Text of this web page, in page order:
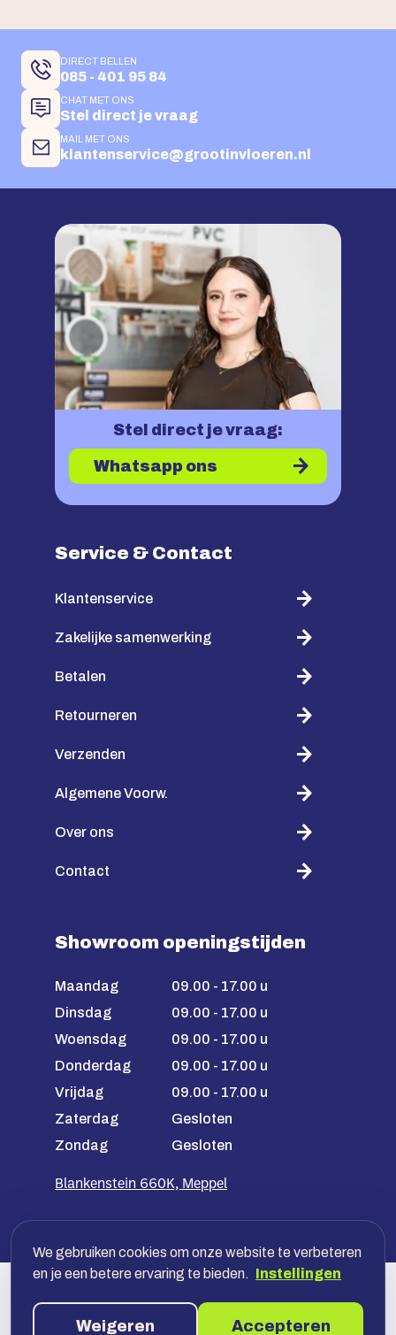
DIRECT BELLEN
085 - 401 95 84
CHAT MET ONS
Stel direct je vraag
MAIL MET ONS
klantenservice@grootinvloeren.nl
Stel direct je vraag:
Whatsapp ons
Service & Contact
Klantenservice
Zakelijke samenwerking
Betalen
Retourneren
Verzenden
Algemene Voorw.
Over ons
Contact
Showroom openingstijden
Maandag
09.00 - 17.00 u
Dinsdag
09.00 - 17.00 u
Woensdag
09.00 - 17.00 u
Donderdag
09.00 - 17.00 u
Vrijdag
09.00 - 17.00 u
Zaterdag
Gesloten
Zondag
Gesloten
Blankenstein 660K, Meppel
Veilig betalen met jouw bank, óf
achteraf in termijnen
We gebruiken cookies om onze website te verbeteren
en je een betere ervaring te bieden. Instellingen
Weigeren Accepteren